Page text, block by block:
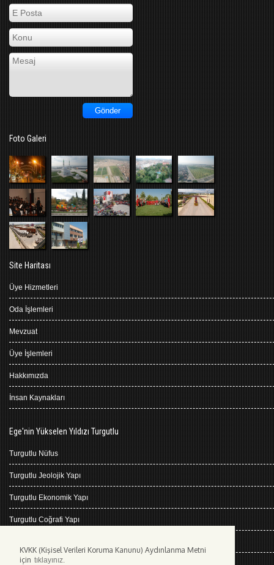
KVKK (Kişisel Verileri Koruma Kanunu) Aydınlanma Metni
için tıklayınız.
Foto Galeri
Site Haritası
Üye Hizmetleri
Oda İşlemleri
Mevzuat
Üye İşlemleri
Hakkımızda
İnsan Kaynakları
Ege'nin Yükselen Yıldızı Turgutlu
Turgutlu Nüfus
Turgutlu Jeolojik Yapı
Turgutlu Ekonomik Yapı
Turgutlu Coğrafi Yapı